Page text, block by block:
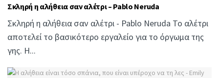
Σκληρή η αλήθεια σαν αλέτρι – Pablo Neruda
Σκληρή η αλήθεια σαν αλέτρι - Pablo Neruda Το αλέτρι
αποτελεί το βασικότερο εργαλείο για το όργωμα της
γης. Η...